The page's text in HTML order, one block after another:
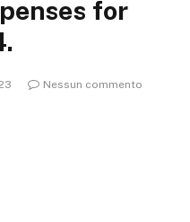
for
Nessun commento